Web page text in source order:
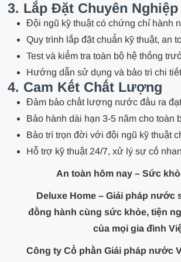
3. Lắp Đặt Chuyên Nghiệp
Đội ngũ kỹ thuật có chứng chỉ hành
Quy trình lắp đặt chuẩn kỹ thuật, an
Test và kiểm tra toàn bộ hệ thống
Hướng dẫn sử dụng và bảo trì chi tiết
4. Cam Kết Chất Lượng
Đảm bảo chất lượng nước đầu ra
Bảo hành dài hạn 3-5 năm cho toàn
Bảo trì trọn đời với đội ngũ kỹ thuật
Hỗ trợ kỹ thuật 24/7, xử lý sự cố
An toàn hôm nay – Sức
Deluxe Home – Giải pháp nước
đồng hành cùng sức khỏe, tiện
của mọi gia đình
Công ty Cổ phần Giải pháp nước